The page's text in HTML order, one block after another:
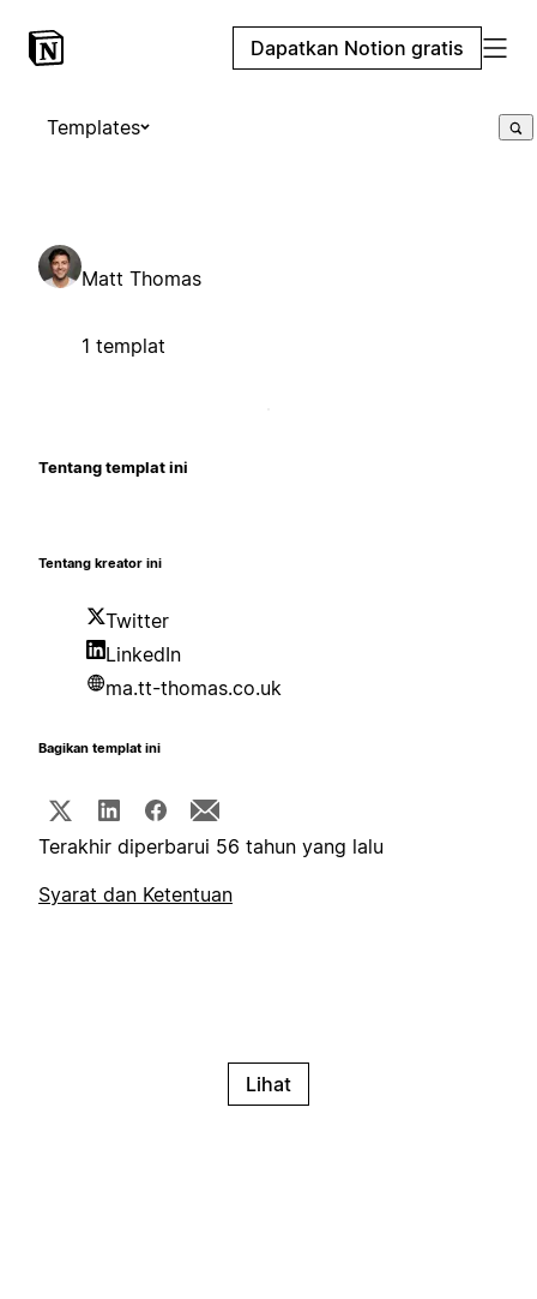
Dapatkan Notion gratis
Templates
Matt Thomas
1 templat
Tentang templat ini
Tentang kreator ini
Twitter
LinkedIn
ma.tt-thomas.co.uk
Bagikan templat ini
Terakhir diperbarui 56 tahun yang lalu
Syarat dan Ketentuan
Lihat